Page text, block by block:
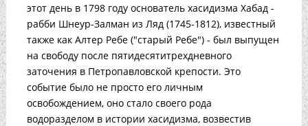
этот день в 1798 году основатель хасидизма Хабад -
рабби Шнеур-Залман из Ляд (1745-1812), известный
также как Алтер Ребе ("старый Ребе") - был выпущен
на свободу после пятидесятитрехдневного
заточения в Петропавловской крепости. Это
событие было не просто его личным
освобождением, оно стало своего рода
водоразделом в истории хасидизма, возвестив